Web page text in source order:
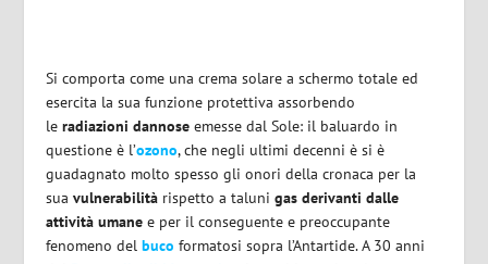
Si comporta come una crema solare a schermo totale ed
esercita la sua funzione protettiva assorbendo
leradiazioni dannose emesse dal Sole: il baluardo in
questione è l’ozono, che negli ultimi decenni è si è
guadagnato molto spesso gli onori della cronaca per la
suavulnerabilità rispetto a talunigas derivanti dalle
attività umane e per il conseguente e preoccupante
fenomeno delbuco formatosi sopra l’Antartide. A 30 anni